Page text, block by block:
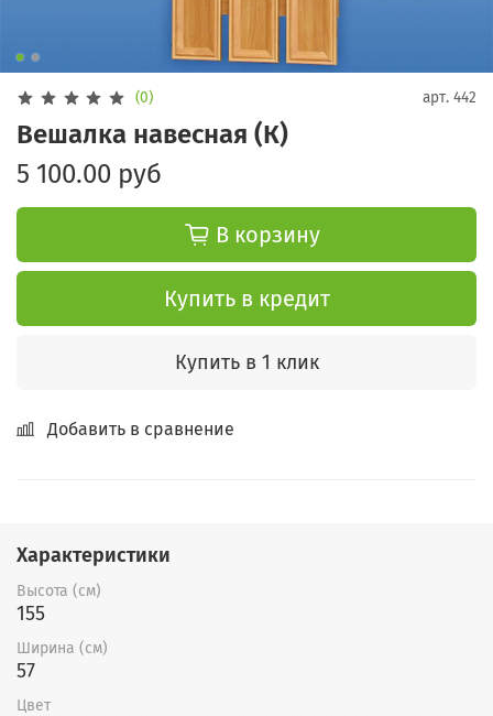
(0) арт. 442
Вешалка навесная (К)
5 100.00 руб
В корзину
Купить в кредит
Купить в 1 клик
Добавить в сравнение
Характеристики
Высота (см)
155
Ширина (см)
57
Цвет